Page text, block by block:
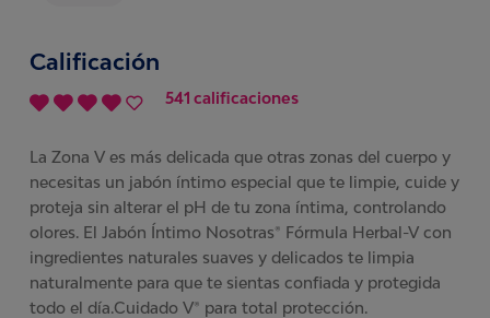
Calificación
541 calificaciones
La Zona V es más delicada que otras zonas del cuerpo y
necesitas un jabón íntimo especial que te limpie, cuide y
proteja sin alterar el pH de tu zona íntima, controlando
olores. El Jabón Íntimo Nosotras® Fórmula Herbal-V con
ingredientes naturales suaves y delicados te limpia
naturalmente para que te sientas confiada y protegida
todo el día.Cuidado V® para total protección.